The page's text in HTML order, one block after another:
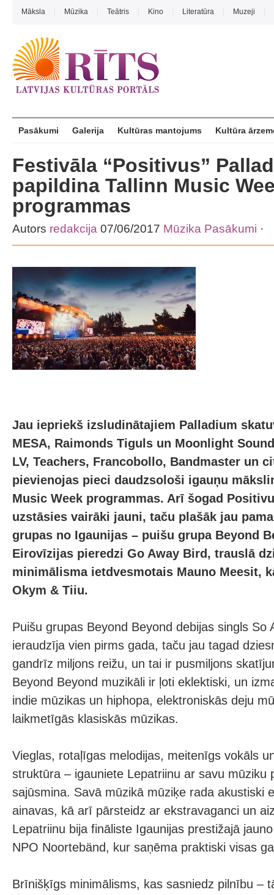
Māksla Mūzika Teātris Kino Literatūra Muzeji
Pasākumi Galerija Kultūras mantojums Kultūra
Festivāla “Positivus”
papildina Tallinn Music
programmas
Autors redakcija 07/06/2017 Mūzika Pasākumi ·
Jau iepriekš izsludinātajiem Palladium
MESA, Raimonds Tiguls un Moonlight
LV, Teachers, Francobollo, Bandmaster un
pievienojas pieci daudzsološi igauņu
Music Week programmas. Arī šogad
uzstāsies vairāki jauni, taču plašāk jau
grupas no Igaunijas – puišu grupa Beyond
Eirovīzijas pieredzi Go Away Bird, trauslā
minimālisma ietdvesmotais Mauno Meesit,
Okym & Tiiu.
Puišu grupas Beyond Beyond debijas singls So
ieraudzīja vien pirms gada, taču jau tagad
gandrīz miljons reižu, un tai ir pusmiljons
Beyond Beyond muzikāli ir ļoti eklektiski, un
indie mūzikas un hiphopa, elektroniskās deju
laikmetīgās klasiskās mūzikas.
Vieglas, rotaļīgas melodijas, meitenīgs vokāls
struktūra – igauniete Lepatriinu ar savu mūziku
sajūsmina. Savā mūzikā mūziķe rada akustiski
ainavas, kā arī pārsteidz ar ekstravaganci un
Lepatriinu bija fināliste Igaunijas prestižajā
NPO Noortebänd, kur saņēma praktiski visas
Brīnišķīgs minimālisms, kas sasniedz pilnību –